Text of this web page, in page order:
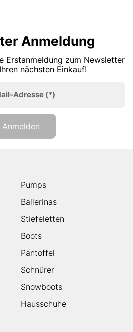
Anmeldung
Erstanmeldung zum Newsletter
nächsten Einkauf!
Adresse (*)
Anmelden
Pumps
Ballerinas
Stiefeletten
Boots
Pantoffel
Schnürer
Snowboots
Hausschuhe